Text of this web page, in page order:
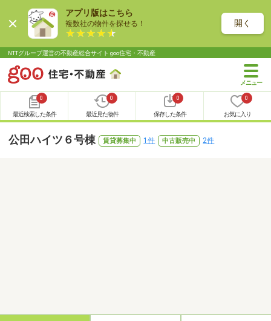
アプリ版はこちら
複数社の物件を探せる！ 開く
NTTグループ運営の不動産総合サイト goo住宅・不動産
0
最近検索した条件
0
最近見た物件
0
保存した条件
0
お気に入り
公田ハイツ６号棟 賃貸募集中 1件 中古販売中 2件